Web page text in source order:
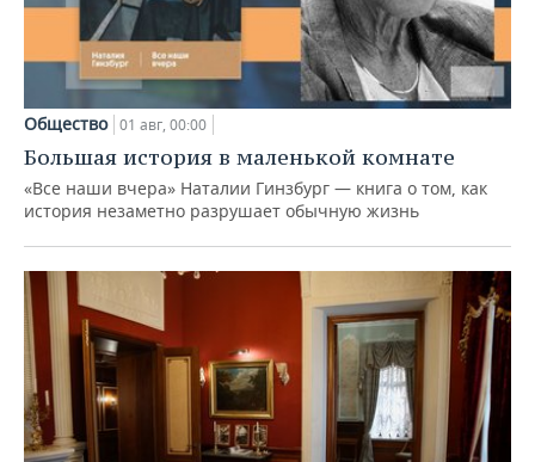
Общество 01 авг, 00:00
Большая история в маленькой комнате
«Все наши вчера» Наталии Гинзбург — книга о том, как
история незаметно разрушает обычную жизнь